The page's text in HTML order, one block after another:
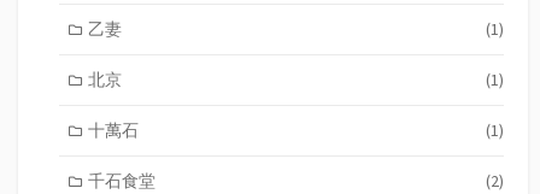
乙妻 (1)
北京 (1)
十萬石 (1)
千石食堂 (2)